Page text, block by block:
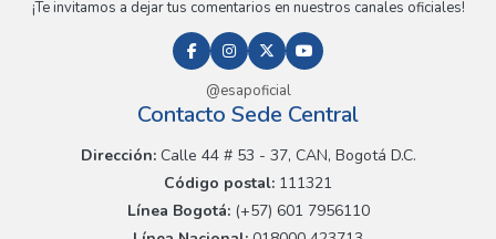
¡Te invitamos a dejar tus comentarios en nuestros canales oficiales!
@esapoficial
Contacto Sede Central
Dirección:Calle 44 # 53 - 37, CAN, Bogotá D.C.
Código postal: 111321
Línea Bogotá:(+57) 601 7956110